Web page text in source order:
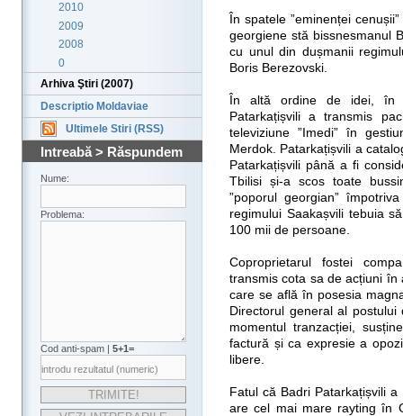
2010
2009
2008
0
Arhiva Ştiri (2007)
Descriptio Moldaviae
Ultimele Stiri (RSS)
Intreabă > Răspundem
Nume:
Problema:
Cod anti-spam | 5+1=
În spatele ”eminenței
georgiene stă bissnesmanul
cu unul din dușmanii
Boris Berezovski.
În altă ordine de idei, în
Patarkațișvili a transmis
televiziune ”Imedi” în
Merdok. Patarkațișvili a
Patarkațișvili până a fi
Tbilisi și-a scos toate
”poporul georgian”
regimului Saakașvili tebuia
100 mii de persoane.
Coproprietarul fostei
transmis cota sa de acțiuni în
care se află în posesia
Directorul general al postului
momentul tranzacției,
factură și ca expresie a
libere.
Fatul că Badri Patarkațișvili
are cel mai mare rayting în